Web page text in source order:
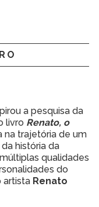
a pesquisa da
livro Renato, o
na trajetória de um
história da
qualidades
do
artista Renato